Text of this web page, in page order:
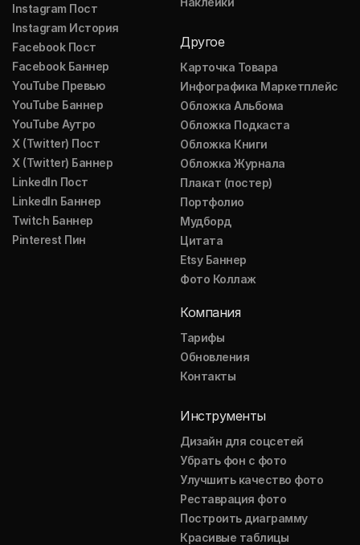
Instagram Пост
Instagram История
Facebook Пост
Facebook Баннер
YouTube Превью
YouTube Баннер
YouTube Аутро
X (Twitter) Пост
X (Twitter) Баннер
LinkedIn Пост
LinkedIn Баннер
Twitch Баннер
Pinterest Пин
Другое
Карточка Товара
Инфографика Маркетплейс
Обложка Альбома
Обложка Подкаста
Обложка Книги
Обложка Журнала
Плакат (постер)
Портфолио
Мудборд
Цитата
Etsy Баннер
Фото Коллаж
Компания
Тарифы
Обновления
Контакты
Инструменты
Дизайн для соцсетей
Убрать фон с фото
Улучшить качество фото
Реставрация фото
Построить диаграмму
Красивые таблицы